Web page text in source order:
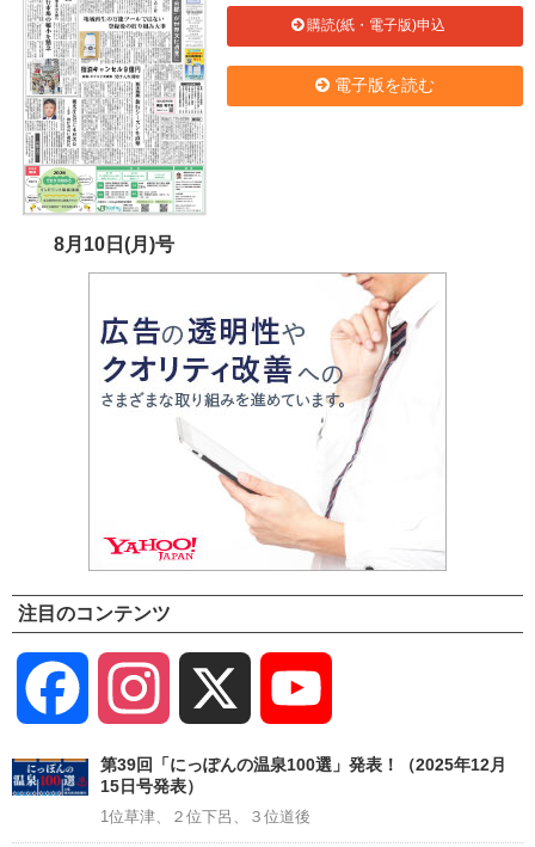
8月10日(月)号
購読(紙・電子版)申込
電子版を読む
注目のコンテンツ
Facebook Instagram
Channel
第39回「にっぽんの温泉100選」発表！（2025年12月
15日号発表）
1位草津、２位下呂、３位道後